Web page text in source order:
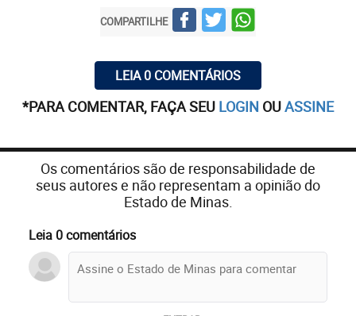
COMPARTILHE
LEIA 0 COMENTÁRIOS
*PARA COMENTAR, FAÇA SEU LOGIN OUASSINE
Os comentários são de responsabilidade de
seus autores e não representam a opinião do
Estado de Minas.
Leia 0 comentários